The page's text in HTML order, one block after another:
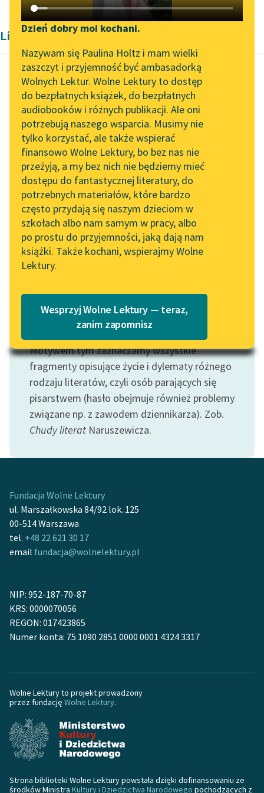
Katalog DAISY
Podkasty o książkach
Zgłoś brak utworu
Aktualności
Zapraszamy na spotkanie
online z tłumaczkami
literatury skandynawskiej
Spotkanie z Katarzyną
Tunkiel w Oslo
Wolne Lektury na 32.
Pol’and’Rock Festivalu
„Kochanek Lady
Chatterley” do słuchania
na Wolnych Lekturach
Nowy audiobook –
„Marzenie o Oriencie”
Lektury szkolne i klasyka
literatury do słuchania dla
uczennic i uczniów z
niepełnosprawnościami
E-kolekcja lektur
szkolnych i literatury do
uczniów z
Feministyczne inspiracje.
Popularyzacja
skandynawskiej literatury
feministycznej
twórców przechodzących
do domeny publicznej,
lektur szkolnych oraz
Starego Testamentu
Szkoła Poezji Wolnych
Lektur
Narzędzia
Mapa Wolnych Lektur
Leśmianator
Przewodnik dla piszących i
czytających
API
OAI-PMH
Widget Wolnych Lektur
Przypisy
Katalog w formacie PDF
O nas
Kontakt
O projekcie
Dzień dobry moi kochani.
Nazywam się Paulina Holtz i mam wielki
zaszczyt i przyjemność być ambasadorką
Wolnych Lektur. Wolne Lektury to dostęp
do bezpłatnych książek, do bezpłatnych
audiobooków i różnych publikacji. Ale oni
potrzebują naszego wsparcia. Musimy nie
tylko korzystać, ale także wspierać
finansowo Wolne Lektury, bo bez nas nie
przeżyją, a my bez nich nie będziemy mieć
dostępu do fantastycznej literatury, do
potrzebnych materiałów, które bardzo
często przydają się naszym dzieciom w
szkołach albo nam samym w pracy, albo
po prostu do przyjemności, jaką dają nam
książki. Także kochani, wspierajmy Wolne
Lektury.
Wesprzyj Wolne Lektury — teraz,
zanim zapomnisz
Liryka Jana Lemańskiego
Jan Lemański
Z «Nowenny»
Jak takt każe i
taktyka,
Etyka i gramatyka —
Chwali się, lub zło
wytyka.
Autor — papierośnicę...
Czytaj więcej
Motyw: Literat
Motywem tym zaznaczamy wszystkie
fragmenty opisujące życie i dylematy różnego
rodzaju literatów, czyli osób parających się
pisarstwem (hasło obejmuje również problemy
związane np. z zawodem dziennikarza). Zob.
Chudy literat Naruszewicza.
Fundacja Wolne Lektury
ul. Marszałkowska 84/92 lok. 125
00-514 Warszawa
tel. +48 22 621 30 17
email fundacja@wolnelektury.pl
NIP: 952-187-70-87
KRS: 0000070056
REGON: 017423865
Numer konta: 75 1090 2851 0000 0001 4324 3317
Wolne Lektury to projekt prowadzony
przez fundację Wolne Lektury.
Strona biblioteki Wolne Lektury powstała dzięki dofinansowaniu ze
środków Ministra Kultury i Dziedzictwa Narodowego pochodzących z